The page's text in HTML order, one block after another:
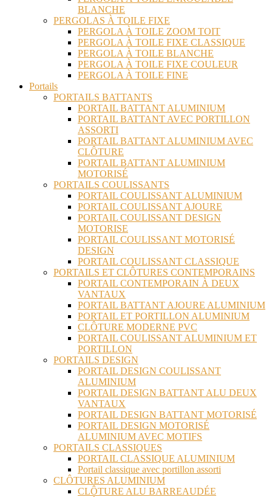
BLANCHE
PERGOLAS À TOILE FIXE
PERGOLA À TOILE ZOOM TOIT
PERGOLA À TOILE FIXE CLASSIQUE
PERGOLA À TOILE BLANCHE
PERGOLA À TOILE FIXE COULEUR
PERGOLA À TOILE FINE
Portails
PORTAILS BATTANTS
PORTAIL BATTANT ALUMINIUM
PORTAIL BATTANT AVEC PORTILLON
ASSORTI
PORTAIL BATTANT ALUMINIUM AVEC
CLÔTURE
PORTAIL BATTANT ALUMINIUM
MOTORISÉ
PORTAILS COULISSANTS
PORTAIL COULISSANT ALUMINIUM
PORTAIL COULISSANT AJOURE
PORTAIL COULISSANT DESIGN
MOTORISE
PORTAIL COULISSANT MOTORISÉ
DESIGN
PORTAIL COULISSANT CLASSIQUE
PORTAILS ET CLÔTURES CONTEMPORAINS
PORTAIL CONTEMPORAIN À DEUX
VANTAUX
PORTAIL BATTANT AJOURE ALUMINIUM
PORTAIL ET PORTILLON ALUMINIUM
CLÔTURE MODERNE PVC
PORTAIL COULISSANT ALUMINIUM ET
PORTILLON
PORTAILS DESIGN
PORTAIL DESIGN COULISSANT
ALUMINIUM
PORTAIL DESIGN BATTANT ALU DEUX
VANTAUX
PORTAIL DESIGN BATTANT MOTORISÉ
PORTAIL DESIGN MOTORISÉ
ALUMINIUM AVEC MOTIFS
PORTAILS CLASSIQUES
PORTAIL CLASSIQUE ALUMINIUM
Portail classique avec portillon assorti
CLÔTURES ALUMINIUM
CLÔTURE ALU BARREAUDÉE